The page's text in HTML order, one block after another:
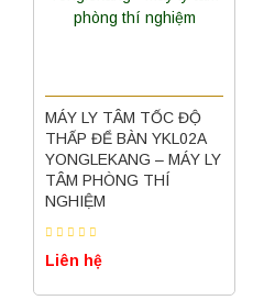
MÁY LY TÂM TỐC ĐỘ
THẤP ĐỂ BÀN YKL02A
YONGLEKANG – MÁY LY
TÂM PHÒNG THÍ
NGHIỆM
Liên hệ